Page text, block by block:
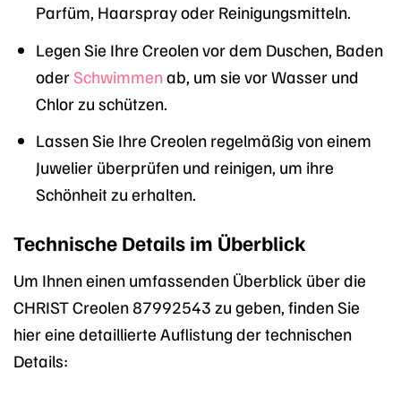
Parfüm, Haarspray oder Reinigungsmitteln.
Legen Sie Ihre Creolen vor dem Duschen, Baden
oderSchwimmen ab, um sie vor Wasser und
Chlor zu schützen.
Lassen Sie Ihre Creolen regelmäßig von einem
Juwelier überprüfen und reinigen, um ihre
Schönheit zu erhalten.
Technische Details im Überblick
Um Ihnen einen umfassenden Überblick über die
CHRIST Creolen 87992543 zu geben, finden Sie
hier eine detaillierte Auflistung der technischen
Details: